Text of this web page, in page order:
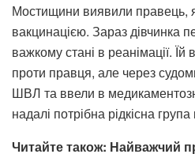
Мостищини виявили правець,
вакцинацією. Зараз дівчинка
важкому стані в реанімації. Їй
проти правця, але через
ШВЛ та ввели в
надалі потрібна рідкісна
Читайте також: Найважчий